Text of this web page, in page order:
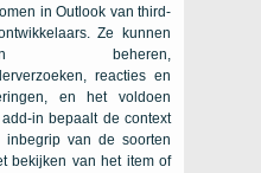
in Outlook van third-
Ze kunnen
beheren,
reacties en
en het voldoen
in bepaalt de context
van de soorten
bekijken van het item of